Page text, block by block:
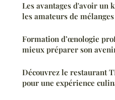
Les avantages d'avoir un
les amateurs de
Formation d’œnologie
mieux préparer son
Découvrez le restaurant
pour une expérience